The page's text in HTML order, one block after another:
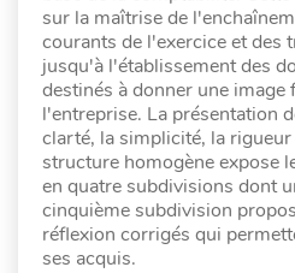
sur la maîtrise de
courants de l'exercice et des
jusqu'à l'établissement des
destinés à donner une image
l'entreprise. La présentation
clarté, la simplicité, la
structure homogène expose
en quatre subdivisions dont
cinquième subdivision
réflexion corrigés qui
ses acquis.